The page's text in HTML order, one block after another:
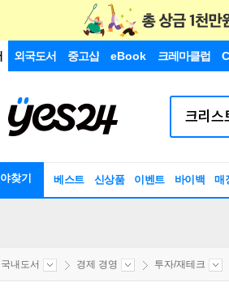
외국도서 중고샵 eBook 크레마클럽
찾기 베스트 신상품 이벤트 바이백 매
국내도서 경제 경영 투자/재테크